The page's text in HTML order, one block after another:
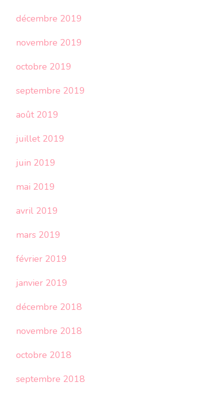
décembre 2019
novembre 2019
octobre 2019
septembre 2019
août 2019
juillet 2019
juin 2019
mai 2019
avril 2019
mars 2019
février 2019
janvier 2019
décembre 2018
novembre 2018
octobre 2018
septembre 2018